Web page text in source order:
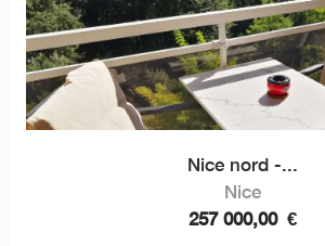
Nice nord -...
Nice
257 000,00 €